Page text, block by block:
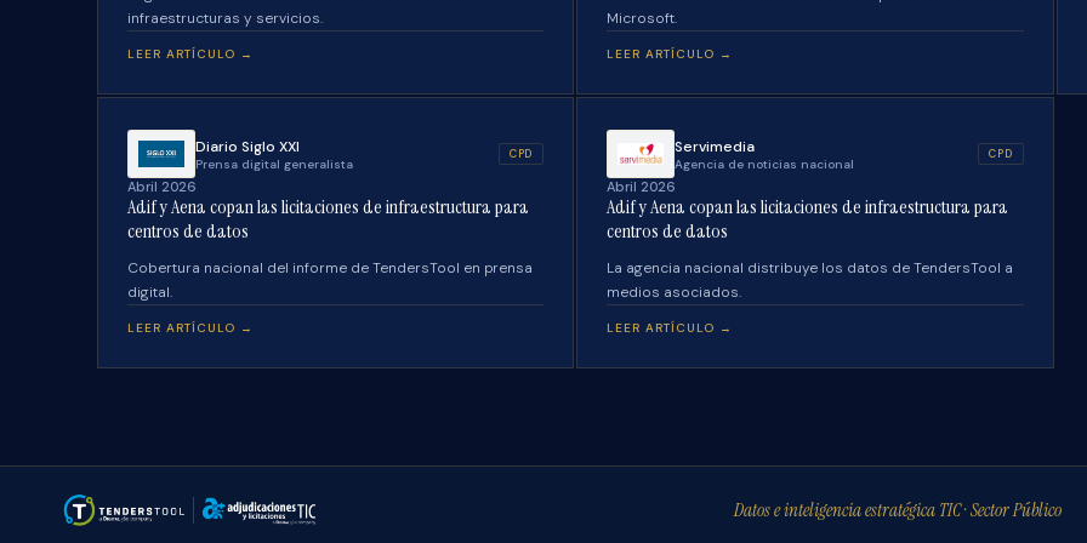
infraestructuras y servicios.
LEER ARTÍCULO →
Microsoft.
LEER ARTÍCULO →
Diario Siglo XXI
Prensa digital generalista
CPD
Abril 2026
Adif y Aena copan las licitaciones de infraestructura para
centros de datos
Cobertura nacional del informe de TendersTool en prensa
digital.
LEER ARTÍCULO →
Servimedia
Agencia de noticias nacional
CPD
Abril 2026
Adif y Aena copan las licitaciones de infraestructura para
centros de datos
La agencia nacional distribuye los datos de TendersTool a
medios asociados.
LEER ARTÍCULO →
Datos e inteligencia estratégica TIC · Sector Público